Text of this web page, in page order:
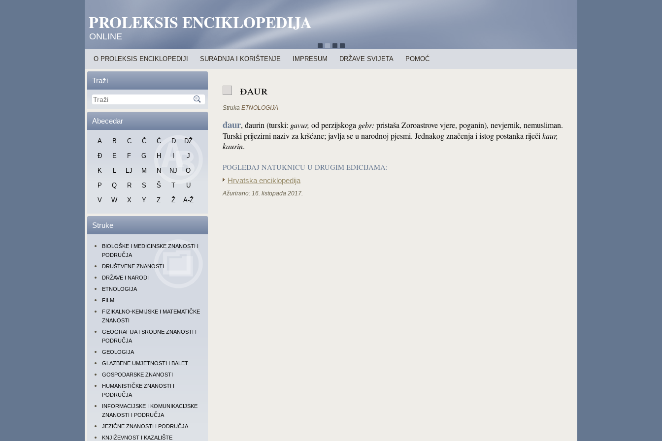
PROLEKSIS ENCIKLOPEDIJA
ONLINE
O PROLEKSIS ENCIKLOPEDIJI SURADNJA I KORIŠTENJE IMPRESUM DRŽAVE SVIJETA POMOĆ
Traži
Abecedar
A B C Č Ć D
DŽ
Đ
E F G H
J
K
L LJ M N NJ
O
P
Q R S Š T
U
V
W X Y Z Ž A-Ž
Struke
BIOLOŠKE I MEDICINSKE ZNANOSTI I
PODRUČJA
DRUŠTVENE ZNANOSTI
DRŽAVE I NARODI
ETNOLOGIJA
FILM
FIZIKALNO-KEMIJSKE I MATEMATIČKE
ZNANOSTI
GEOGRAFIJA I SRODNE ZNANOSTI I
PODRUČJA
GEOLOGIJA
GLAZBENE UMJETNOSTI I BALET
GOSPODARSKE ZNANOSTI
HUMANISTIČKE ZNANOSTI I
PODRUČJA
INFORMACIJSKE I KOMUNIKACIJSKE
ZNANOSTI I PODRUČJA
JEZIČNE ZNANOSTI I PODRUČJA
KNJIŽEVNOST I KAZALIŠTE
đaur
Struka ETNOLOGIJA
đaur, đaurin (turski: gavur, od perzijskoga gebr: pristaša Zoroastrove vjere, poganin), nevjernik, nemusliman.
Turski prijezirni naziv za kršćane; javlja se u narodnoj pjesmi. Jednakog značenja i istog postanka riječi kaur,
kaurin.
POGLEDAJ NATUKNICU U DRUGIM EDICIJAMA:
Hrvatska enciklopedija
Ažurirano: 16. listopada 2017.